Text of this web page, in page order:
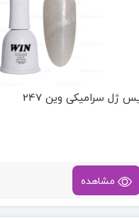
ژل سرامیکی وین 247
مشاهده